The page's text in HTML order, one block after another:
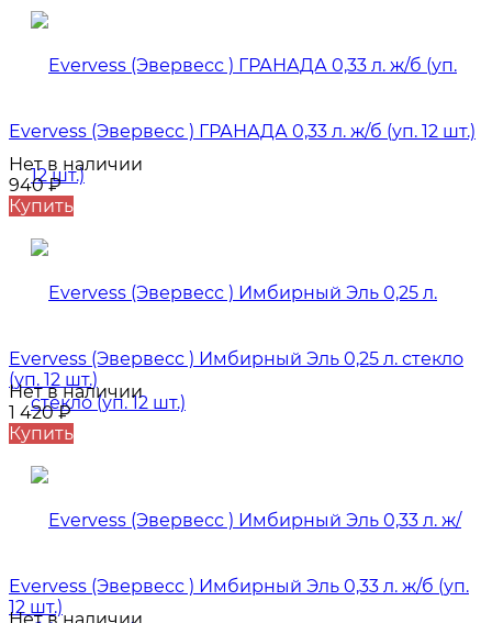
Evervess (Эвервесс ) ГРАНАДА 0,33 л. ж/б (уп. 12 шт.)
Нет в наличии
940₽
Купить
Evervess (Эвервесс ) Имбирный Эль 0,25 л. стекло
(уп. 12 шт.)
Нет в наличии
1 420₽
Купить
Evervess (Эвервесс ) Имбирный Эль 0,33 л. ж/б (уп.
12 шт.)